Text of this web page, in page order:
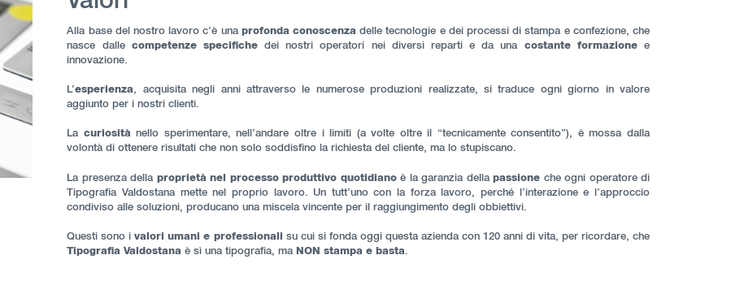
Alla base del nostro lavoro c’è una profonda conoscenza delle tecnologie e dei processi di stampa e confezione, che
nasce dalle competenze specifichedei nostri operatori nei diversi reparti e da una costante formazionee
innovazione.
L’esperienza, acquisita negli anni attraverso le numerose produzioni realizzate, si traduce ogni giorno in valore
aggiunto per i nostri clienti.
La curiosità nello sperimentare, nell’andare oltre i limiti (a volte oltre il “tecnicamente consentito”), è mossa dalla
volontà di ottenere risultati che non solo soddisfino la richiesta del cliente, ma lo stupiscano.
La presenza della proprietà nel processo produttivo quotidianoè la garanzia dellapassione che ogni operatore di
Tipografia Valdostana mette nel proprio lavoro. Un tutt’uno con la forza lavoro, perché l’interazione e l’approccio
condiviso alle soluzioni, producano una miscela vincente per il raggiungimento degli obbiettivi.
Questi sono ivalori umani e professionali su cui si fonda oggi questa azienda con 120 anni di vita, per ricordare, che
Tipografia Valdostana è sì una tipografia, maNON stampa e basta.